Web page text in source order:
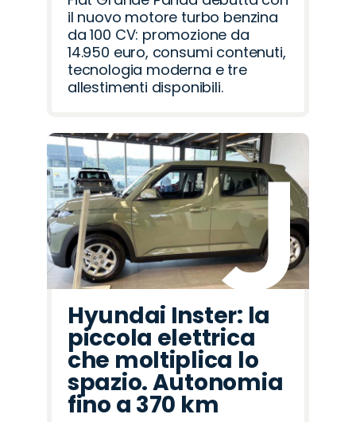
il nuovo motore turbo benzina
da 100 CV: promozione da
14.950 euro, consumi contenuti,
tecnologia moderna e tre
allestimenti disponibili.
Hyundai Inster: la
piccola elettrica
che moltiplica lo
spazio. Autonomia
fino a 370 km